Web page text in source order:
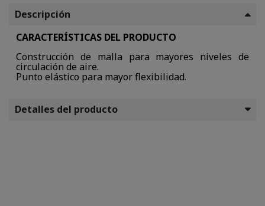
Descripción
CARACTERÍSTICAS DEL PRODUCTO
Construcción de malla para mayores niveles de
circulación de aire.
Punto elástico para mayor flexibilidad.
Detalles del producto